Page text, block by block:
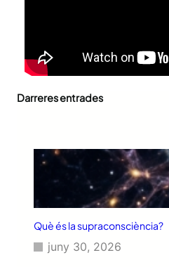
Darreres entrades
Què és la supraconsciència?
juny 30, 2026